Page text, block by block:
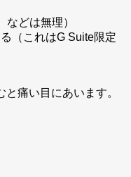
どは無理）
（これはG Suite限定
痛い目にあいます。